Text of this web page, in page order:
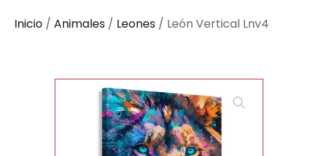
Inicio / Animales / Leones / León Vertical Lnv4
🔍